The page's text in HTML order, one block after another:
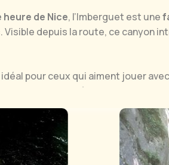
heure de Nice, l’Imberguet est une
. Visible depuis la route, ce canyon
pour ceux qui aiment jouer
esthétiques, dont
sauts ludiques . L’
les entrailles de la montagne.
canyon éphémère. Il ne coule